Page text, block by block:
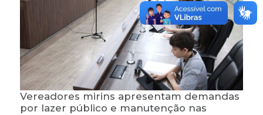
Vereadores mirins apresentam demandas
por lazer público e manutenção nas